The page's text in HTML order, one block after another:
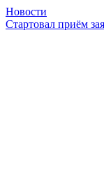
Новости
Стартовал приём